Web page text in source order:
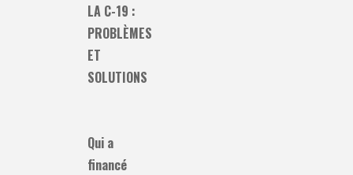
LA C-19 :
PROBLÈMES
ET
SOLUTIONS
Qui a
financé